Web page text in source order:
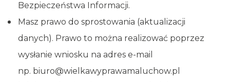
Bezpieczeństwa Informacji.
Masz prawo do sprostowania (aktualizacji
danych). Prawo to można realizować poprzez
wysłanie wniosku na adres e-mail
np. biuro@wielkawyprawamaluchow.pl